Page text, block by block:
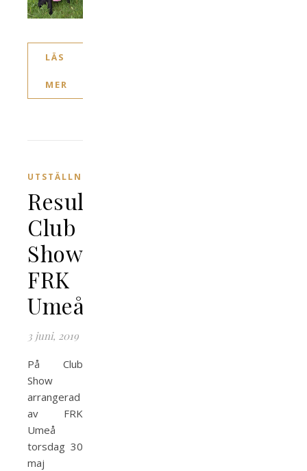
LÄS
MER
UTSTÄLLNING
Resultat
Club
Show
FRK
Umeå
3 juni, 2019
På Club
Show
arrangerad
av FRK
Umeå
torsdag 30
maj